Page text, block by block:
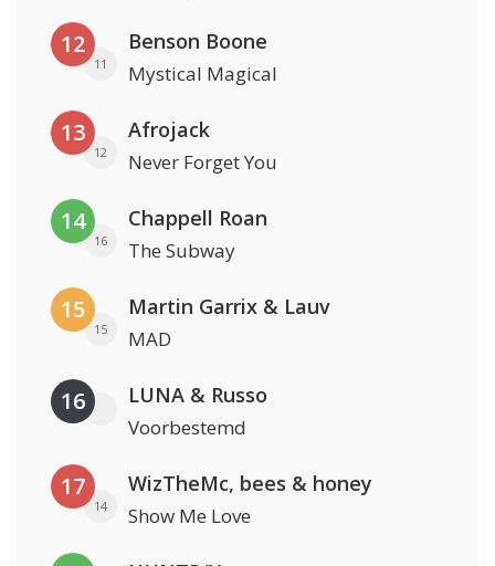
12
11
Benson Boone
Mystical Magical
13
12
Afrojack
Never Forget You
14
16
Chappell Roan
The Subway
15
15
Martin Garrix & Lauv
MAD
16 LUNA & Russo
Voorbestemd
17
14
WizTheMc, bees & honey
Show Me Love